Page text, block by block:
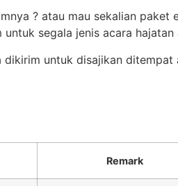
? atau mau sekalian paket
segala jenis acara hajatan
dikirim untuk disajikan ditempat
Remark